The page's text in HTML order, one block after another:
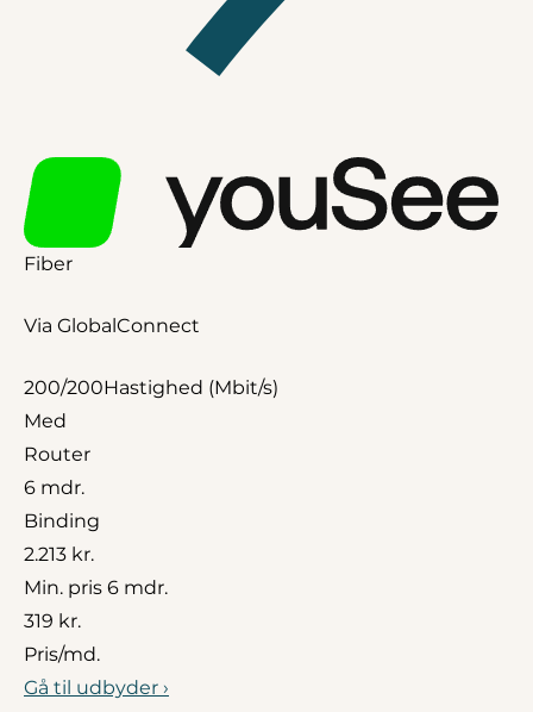
Fiber
Via GlobalConnect
200/200Hastighed (Mbit/s)
Med
Router
6 mdr.
Binding
2.213 kr.
Min. pris 6 mdr.
319 kr.
Pris/md.
Gå til udbyder ›